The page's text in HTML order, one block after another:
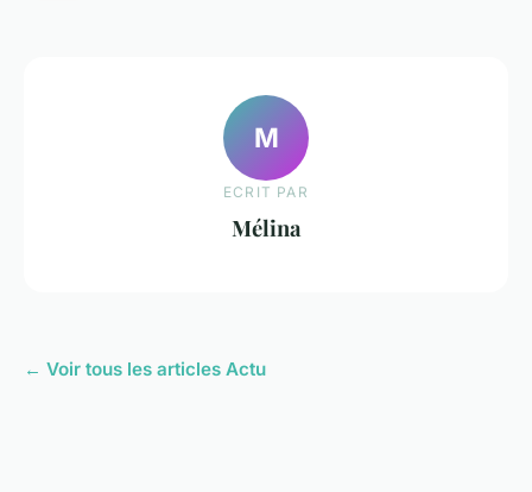
M
ECRIT PAR
Mélina
← Voir tous les articles Actu